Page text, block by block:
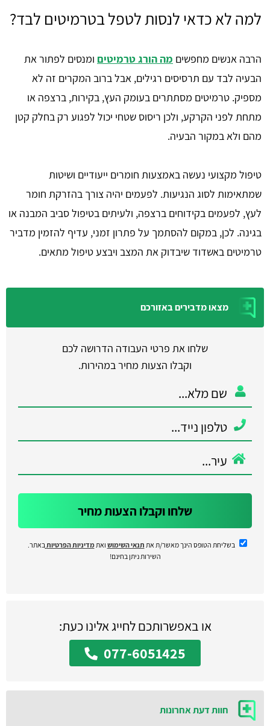
למה לא כדאי לנסות לטפל בטרמיטים לבד?
הרבה אנשים מחפשים מה הורג טרמיטים ומנסים לפתור את
הבעיה לבד עם תרסיסים רגילים, אבל ברוב המקרים זה לא
מספיק. טרמיטים מסתתרים בעומק העץ, בקירות, ברצפה או
מתחת לפני הקרקע, ולכן ריסוס שטחי יכול לפגוע רק בחלק קטן
מהם ולא במקור הבעיה.
טיפול מקצועי נעשה באמצעות חומרים ייעודיים ושיטות
שמתאימות לסוג הנגיעות. לפעמים יהיה צורך בהזרקת חומר
לעץ, לפעמים בקידוחים ברצפה, ולעיתים בטיפול סביב המבנה או
בגינה. לכן, במקום להסתמך על פתרון זמני, עדיף להזמין מדביר
טרמיטים באשדוד שיבדוק את המצב ויבצע טיפול מתאים.
מצאו מדבירים באזורכם
שלחו את פרטי העבודה הדרושה לכם
וקבלו הצעות מחיר במהירות.
שלחו וקבלו הצעות מחיר
בשליחת הטופס הינך מאשר/ת את תנאי השימוש ואתמדיניות הפרטיותבאתר.
השירות ניתן בחינם!
או באפשרותכם לחייג אלינו כעת:
077-6051425
חוות דעת אחרונות